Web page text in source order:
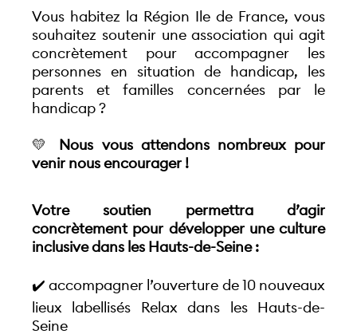
Vous habitez la Région Ile de France, vous
souhaitez soutenir une association qui agit
concrètement pour accompagner les
personnes en situation de handicap, les
parents et familles concernées par le
handicap ?
💛
Nous vous attendons nombreux pour
venir nous encourager !
Votre soutien permettra d’agir
concrètement pour développer une culture
inclusive dans les Hauts-de-Seine :
✔️ accompagner l’ouverture de 10 nouveaux
lieux labellisés Relax dans les Hauts-de-
Seine